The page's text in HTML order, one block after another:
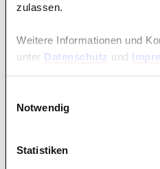
zulassen.
Weitere Informationen und
unter Datenschutz und
Notwendig
Statistiken